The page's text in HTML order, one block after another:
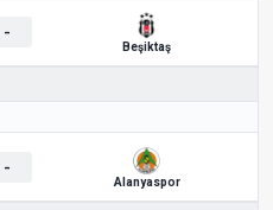
-
Beşiktaş
-
Alanyaspor